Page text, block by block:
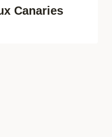
Canaries